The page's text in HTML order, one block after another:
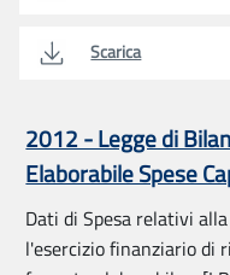
Scarica
2012 - Legge di
Elaborabile Spese
Dati di Spesa relativi
l'esercizio finanziario